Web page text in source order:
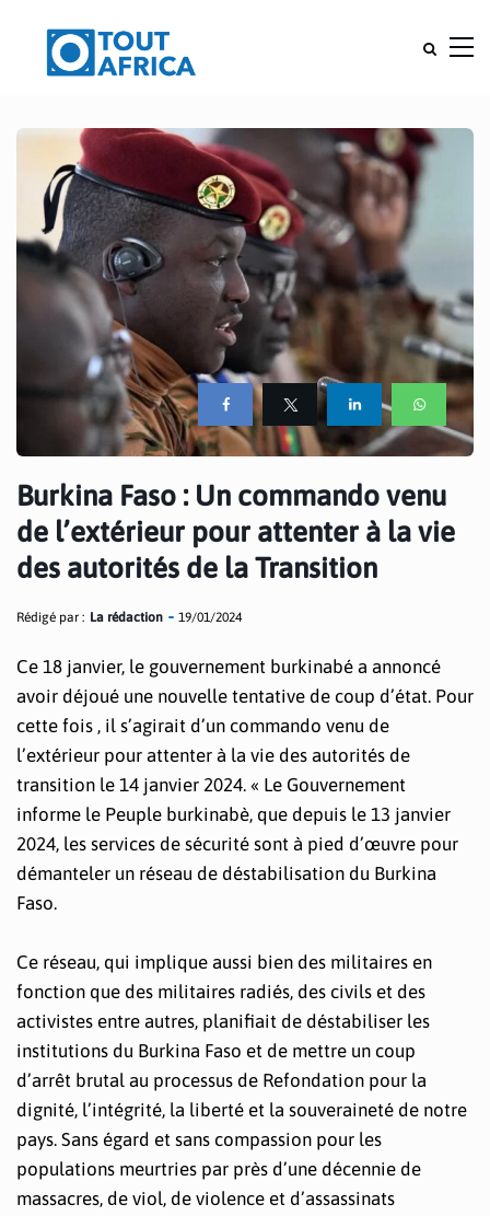
Burkina Faso : Un commando venu
de l’extérieur pour attenter à la vie
des autorités de la Transition
Rédigé par : La rédaction 19/01/2024
Ce 18 janvier, le gouvernement burkinabé a annoncé
avoir déjoué une nouvelle tentative de coup d’état. Pour
cette fois , il s’agirait d’un commando venu de
l’extérieur pour attenter à la vie des autorités de
transition le 14 janvier 2024. « Le Gouvernement
informe le Peuple burkinabè, que depuis le 13 janvier
2024, les services de sécurité sont à pied d’œuvre pour
démanteler un réseau de déstabilisation du Burkina
Faso.
Ce réseau, qui implique aussi bien des militaires en
fonction que des militaires radiés, des civils et des
activistes entre autres, planifiait de déstabiliser les
institutions du Burkina Faso et de mettre un coup
d’arrêt brutal au processus de Refondation pour la
dignité, l’intégrité, la liberté et la souveraineté de notre
pays. Sans égard et sans compassion pour les
populations meurtries par près d’une décennie de
massacres, de viol, de violence et d’assassinats